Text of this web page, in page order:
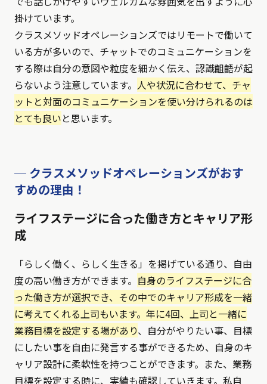
掛けています。
クラスメソッドオペレーションズではリモートで働いて
いる方が多いので、チャットでのコミュニケーションを
する際は自分の意図や粒度を細かく伝え、認識齟齬が起
らないよう注意しています。 人や状況に合わせて、チャ
ットと対面のコミュニケーションを使い分けられるのは
とても良いと思います。
─ クラスメソッドオペレーションズがおす
すめの理由！
ライフステージに合った働き方とキャリア形
成
「らしく働く、らしく生きる」を掲げている通り、自由
度の高い働き方ができます。 自身のライフステージに合
った働き方が選択でき、その中でのキャリア形成を一緒
に考えてくれる上司もいます。年に4回、上司と一緒に
業務目標を設定する場があり、自分がやりたい事、目標
にしたい事を自由に発言する事ができるため、自身のキ
ャリア設計に柔軟性を持つことができます。また、業務
目標を設定する時に、実績も確認していきます。私自